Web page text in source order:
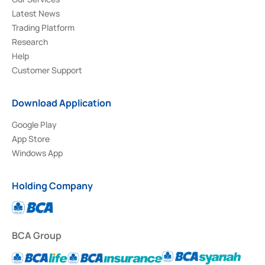
Latest News
Trading Platform
Research
Help
Customer Support
Download Application
Google Play
App Store
Windows App
Holding Company
BCA Group